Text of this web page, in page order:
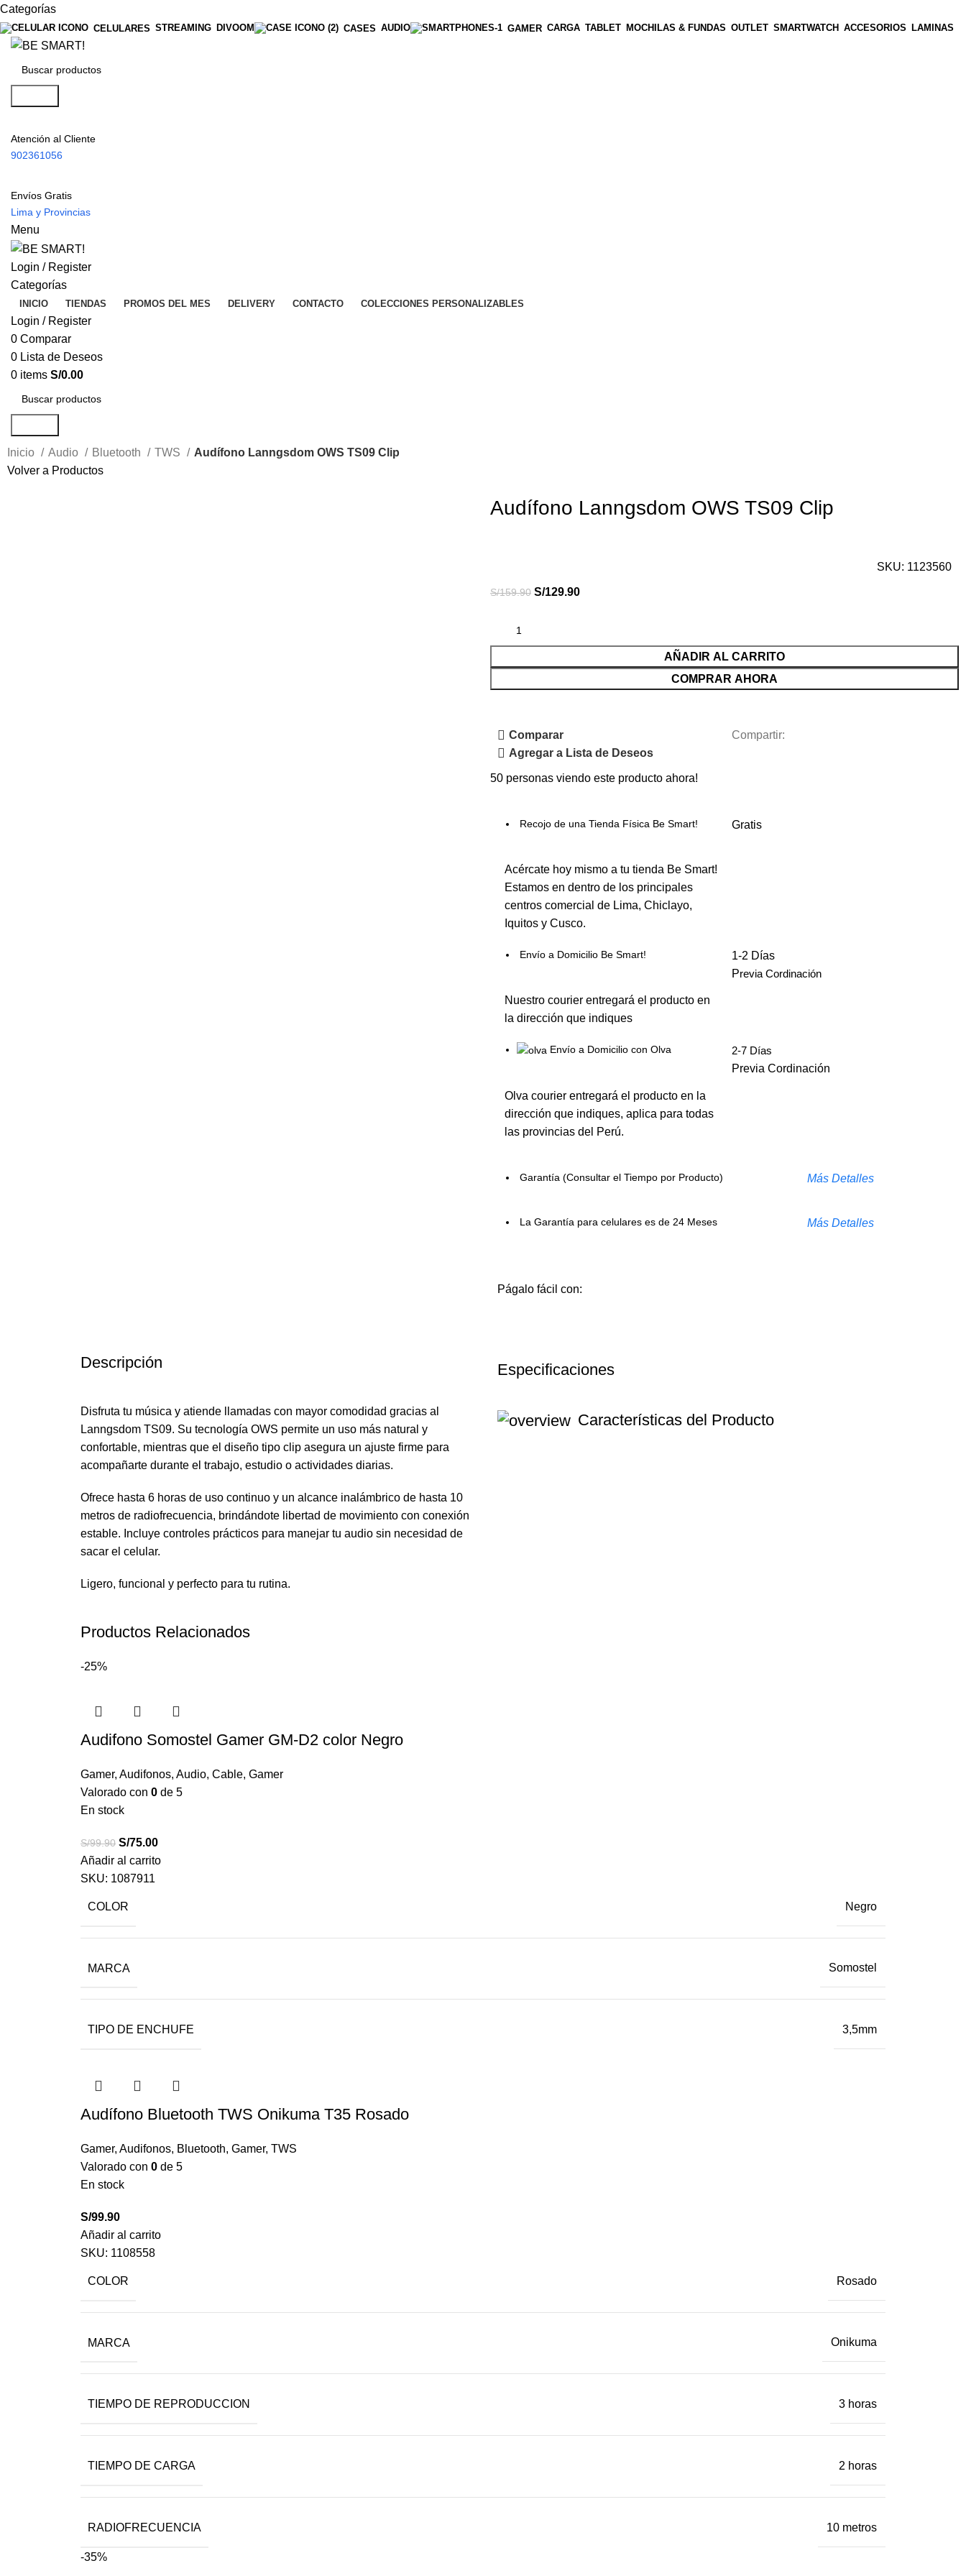
Categorías
CELULARES STREAMING DIVOOM CASES AUDIO GAMER CARGA TABLET MOCHILAS & FUNDAS OUTLET SMARTWATCH ACCESORIOS LAMINAS
Atención al Cliente
902361056
Envíos Gratis
Lima y Provincias
Menu
Login / Register
Categorías
INICIO TIENDAS PROMOS DEL MES DELIVERY CONTACTO COLECCIONES PERSONALIZABLES
Login / Register
0 Comparar
0 Lista de Deseos
0 items S/0.00
Inicio Audio Bluetooth TWS
Audífono Lanngsdom OWS TS09 Clip
Volver a Productos
Audífono Lanngsdom OWS TS09 Clip
SKU: 1123560
S/159.90 S/129.90
AÑADIR AL CARRITO
COMPRAR AHORA
Comparar
Agregar a Lista de Deseos
Compartir:
50 personas viendo este producto ahora!
Recojo de una Tienda Física Be Smart!
Acércate hoy mismo a tu tienda Be Smart!
Estamos en dentro de los principales
centros comercial de Lima, Chiclayo,
Iquitos y Cusco.
Gratis
Envío a Domicilio Be Smart!
Nuestro courier entregará el producto en
la dirección que indiques
1-2 Días
Previa Cordinación
Envío a Domicilio con Olva
Olva courier entregará el producto en la
dirección que indiques, aplica para todas
las provincias del Perú.
2-7 Días
Previa Cordinación
Garantía (Consultar el Tiempo por Producto) Más Detalles
La Garantía para celulares es de 24 Meses Más Detalles
Págalo fácil con:
Descripción
Disfruta tu música y atiende llamadas con mayor comodidad gracias al
Lanngsdom TS09. Su tecnología OWS permite un uso más natural y
confortable, mientras que el diseño tipo clip asegura un ajuste firme para
acompañarte durante el trabajo, estudio o actividades diarias.
Ofrece hasta 6 horas de uso continuo y un alcance inalámbrico de hasta 10
metros de radiofrecuencia, brindándote libertad de movimiento con conexión
estable. Incluye controles prácticos para manejar tu audio sin necesidad de
sacar el celular.
Ligero, funcional y perfecto para tu rutina.
Especificaciones
Características del Producto
Productos Relacionados
-25%
Audifono Somostel Gamer GM-D2 color Negro
Gamer, Audifonos, Audio, Cable, Gamer
Valorado con 0 de 5
En stock
S/99.90 S/75.00
Añadir al carrito
SKU: 1087911
COLOR Negro
MARCA Somostel
TIPO DE ENCHUFE 3,5mm
Audífono Bluetooth TWS Onikuma T35 Rosado
Gamer, Audifonos, Bluetooth, Gamer, TWS
Valorado con 0 de 5
En stock
S/99.90
Añadir al carrito
SKU: 1108558
COLOR Rosado
MARCA Onikuma
TIEMPO DE REPRODUCCION 3 horas
TIEMPO DE CARGA 2 horas
RADIOFRECUENCIA 10 metros
-35%